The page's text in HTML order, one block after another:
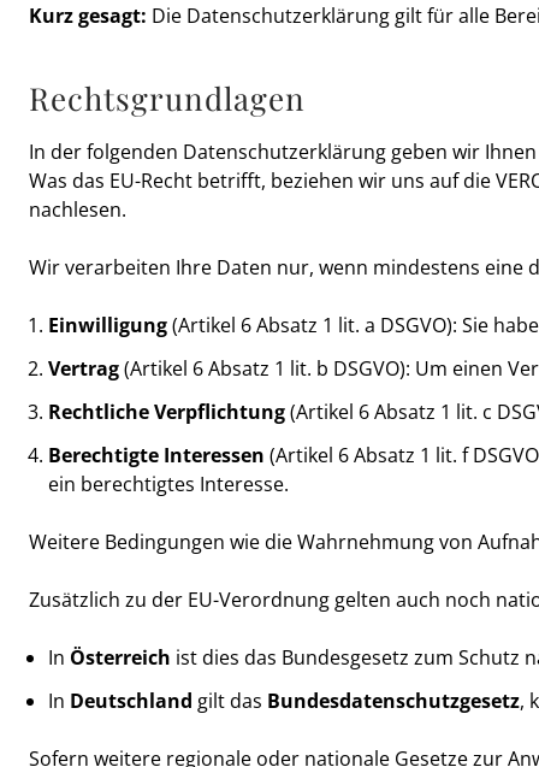
Kurz gesagt: Die Datenschutzerklärung gilt für alle
Rechtsgrundlagen
In der folgenden Datenschutzerklärung geben wir
Was das EU-Recht betrifft, beziehen wir uns auf die
nachlesen.
Wir verarbeiten Ihre Daten nur, wenn mindestens eine
Einwilligung(Artikel 6 Absatz 1 lit. a DSGVO): Sie
Vertrag(Artikel 6 Absatz 1 lit. b DSGVO): Um einen
Rechtliche Verpflichtung(Artikel 6 Absatz 1 lit. c
Berechtigte Interessen (Artikel 6 Absatz 1 lit. f
ein berechtigtes Interesse.
Weitere Bedingungen wie die Wahrnehmung von
Zusätzlich zu der EU-Verordnung gelten auch noch
In Österreich ist dies das Bundesgesetz zum
In Deutschland gilt das Bundesdatenschutzgesetz,
Sofern weitere regionale oder nationale Gesetze zur